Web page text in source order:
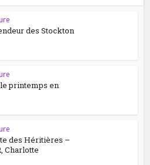
des Stockton
le printemps en
des Héritières –
Charlotte